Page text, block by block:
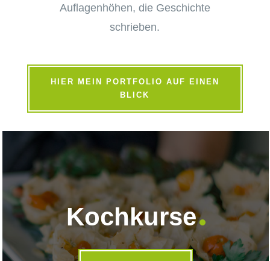
Auflagenhöhen, die Geschichte
schrieben.
HIER MEIN PORTFOLIO AUF EINEN
BLICK
Kochkurse